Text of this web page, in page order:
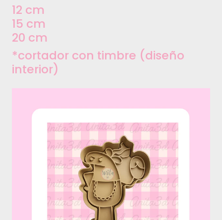
12 cm
15 cm
20 cm
*cortador con timbre (diseño
interior)